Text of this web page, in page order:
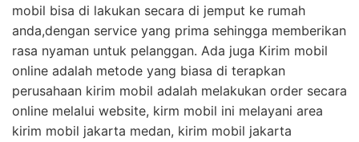
mobil bisa di lakukan secara di jemput ke rumah
anda,dengan service yang prima sehingga memberikan
rasa nyaman untuk pelanggan. Ada juga Kirim mobil
online adalah metode yang biasa di terapkan
perusahaan kirim mobil adalah melakukan order secara
online melalui website, kirm mobil ini melayani area
kirim mobil jakarta medan, kirim mobil jakarta